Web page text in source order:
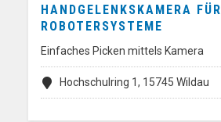
HANDGELENKSKAMERA FÜR
ROBOTERSYSTEME
Einfaches Picken mittels Kamera
Hochschulring 1, 15745 Wildau